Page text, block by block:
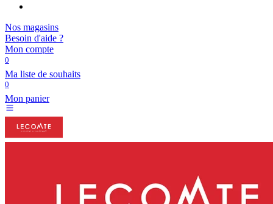
Nos magasins
Besoin d'aide ?
Mon compte
0
Ma liste de souhaits
0
Mon panier